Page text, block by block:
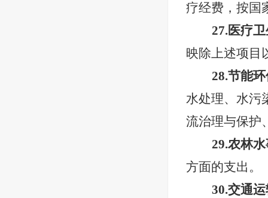
疗经费，按国
27.医疗
映除上述项目
28.节能
水处理、水污
流治理与保护
29.农林
方面的支出。
30.交通